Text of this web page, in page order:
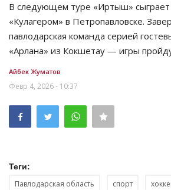
В следующем туре «Иртыш»
«Кулагером» в Петропавловске.
павлодарская команда серией
«Арлана» из Кокшетау — игры
Айбек Жуматов
Февр 4, 2026 - 10:37
Теги:
Павлодарская область спорт